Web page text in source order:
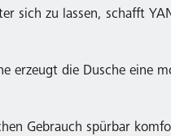
sich zu lassen, schafft
erzeugt die Dusche eine
Gebrauch spürbar